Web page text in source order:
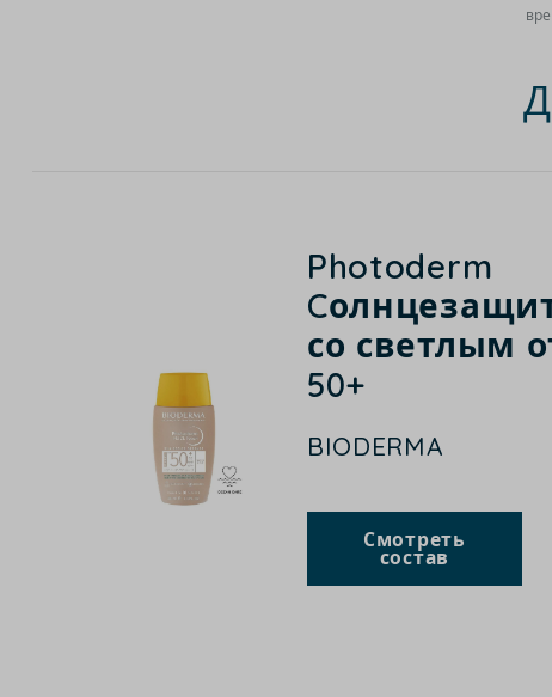
Photoderm
со светлым
50+
BIODERMA
Смотреть
состав